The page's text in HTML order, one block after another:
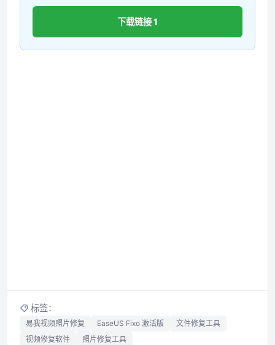
下载链接 1
标签：
易我视频照片修复 EaseUS Fixo 激活版
文件修复工具
视频修复软件
照片修复工具